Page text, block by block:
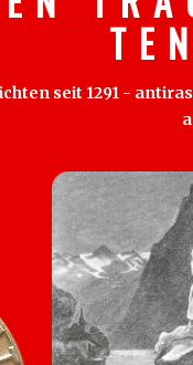
T E
seit 1291 -